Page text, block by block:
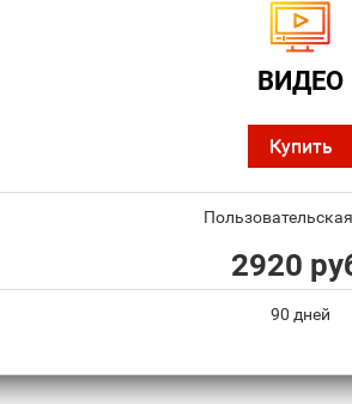
ВИДЕО
Купить
2920
90 дней